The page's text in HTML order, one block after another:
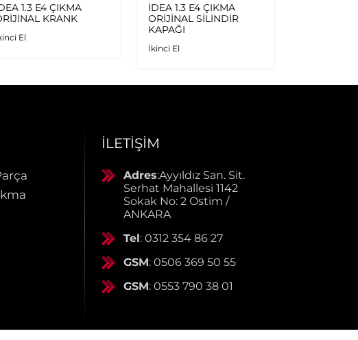
1.3 E4 ÇIKMA
KRANK
El
İDEA 1.3 E4 ÇIKMA
ORİJİNAL SİLİNDİR
KAPAĞI
İkinci El
İLETIŞIM
Adres:Ayyıldız San. Sit.
Serhat Mahallesi 1142
Sokak No: 2 Ostim /
ANKARA
Tel: 0312 354 86 27
GSM: 0506 369 50 55
GSM: 0553 790 38 01